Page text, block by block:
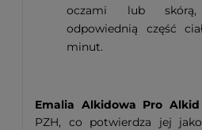
oczami lub skórą,
odpowiednią część
minut.
Emalia Alkidowa Pro Alkid
PZH, co potwierdza jej